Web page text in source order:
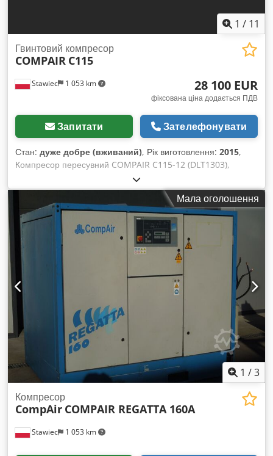
1 / 11
Stawiec 1 053 km
Гвинтовий компресор
COMPAIR C115
28 100 EUR
фіксована ціна додається ПДВ
Запитати Зателефонувати
Стан: дуже добре (вживаний), Рік виготовлення: 2015,
Компресор пересувний COMPAIR C115-12 (DLT1303),
машина після повного сервісу з осушувачем повітря
(кінцевий охолоджувач). Стан дуже добрий.
ЗАРЕЄСТРОВАНИЙ У ПОЛЬЩІ. Компресор зареєстрований
у Польщі. Технічні характеристики: Продуктивність: 11,5 м³/
хв; Робочий тиск: 12 бар; Рік випуску: 2015; Dodpfx Aew Rb
Aaji Iswa Двигун: CUMMINS; Напрацювання: 2988 годин;
Компресор повністю справний. Ціна нетто: 119 500 зл Ціна
брутто: 146 985 зл Нижче є посилання на відео.
Мала оголошення
1 /3
Stawiec 1 053 km
Компресор
CompAir COMPAIR REGATTA 160A